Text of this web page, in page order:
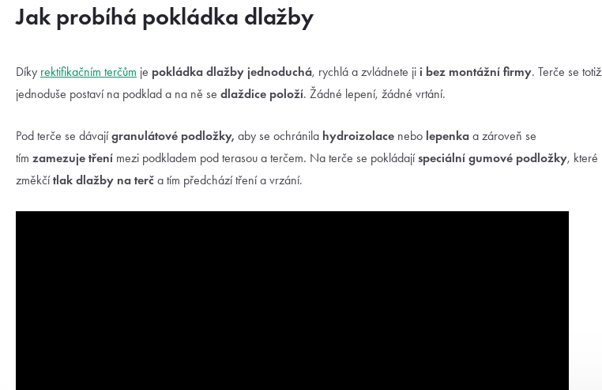
Jak probíhá pokládka dlažby
Díky rektifikačním terčům je pokládka dlažby jednoduchá, rychlá a zvládnete ji i bez montážní firmy. Terče se totiž
jednoduše postaví na podklad a na ně se dlaždice položí. Žádné lepení, žádné vrtání.
Pod terče se dávajígranulátové podložky, aby se ochránila hydroizolace nebo lepenka a zároveň se
tím zamezuje tření mezi podkladem pod terasou a terčem. Na terče se pokládajíspeciální gumové podložky, které
změkčítlak dlažby na terč a tím předchází tření a vrzání.